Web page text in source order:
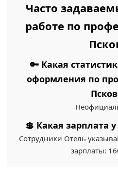
Часто
работе по
🔑 Какая
оформления по
💲 Какая зарплата
Сотрудники Отель
зарплаты: